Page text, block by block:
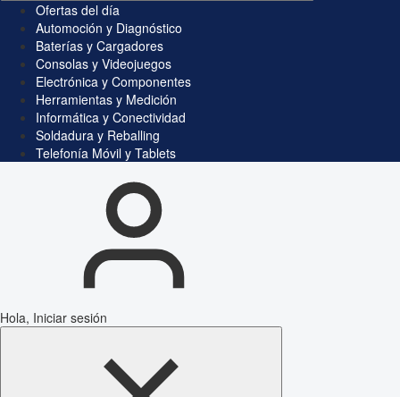
Ofertas del día
Automoción y Diagnóstico
Baterías y Cargadores
Consolas y Videojuegos
Electrónica y Componentes
Herramientas y Medición
Informática y Conectividad
Soldadura y Reballing
Telefonía Móvil y Tablets
Hola, Iniciar sesión